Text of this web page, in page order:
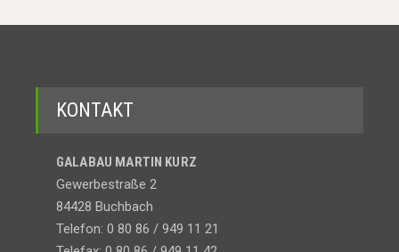
KONTAKT
GALABAU MARTIN KURZ
Gewerbestraße 2
84428 Buchbach
Telefon: 0 80 86 / 949 11 21